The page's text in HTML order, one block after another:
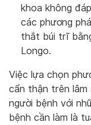
khoa không
các phương
thắt búi trĩ
Longo.
Việc lựa chọn
cẩn thận trên lâm
người bệnh với
bệnh cần làm là